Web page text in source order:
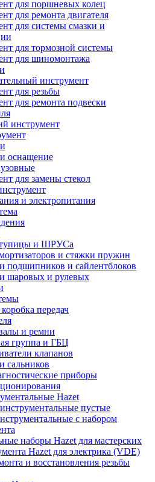
для поршневых колец
для ремонта двигателя
для системы смазки и
для тормозной системы
для шиномонтажа
инструмент
для резьбы
для ремонта подвески
инструмент
оснащение
для замены стекол
и электропитания
и ШРУСа
и стяжки пружин
подшипников и сайлентблоков
шаровых и рулевых
передач
и ремни
группа и ГБЦ
клапанов
сальников
приборы
Hazet
пустые
с набором
наборы Hazet для мастерских
Hazet для электрика (VDE)
и восстановления резьбы